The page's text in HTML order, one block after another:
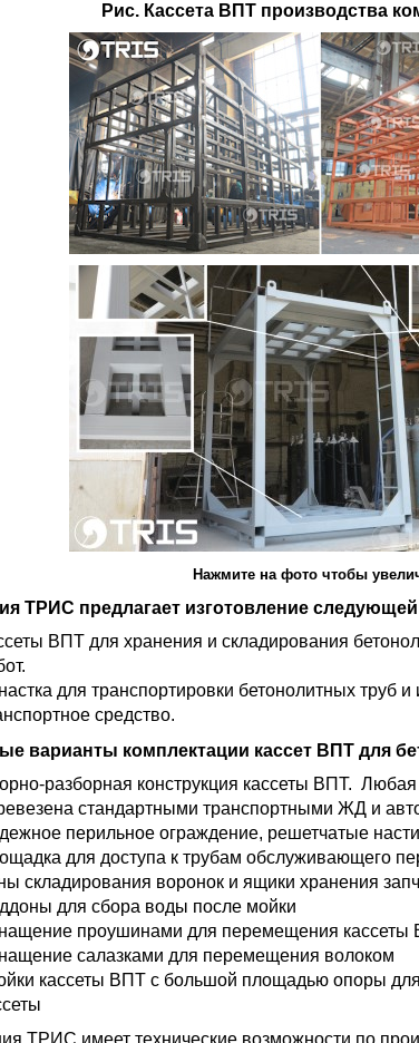
Рис. Кассета ВПТ производства
Нажмите на фото чтобы
ТРИС предлагает изготовление
ВПТ для хранения и складирования
для транспортировки бетонолитных труб
средство.
варианты комплектации кассет ВПТ для
разборная конструкция кассеты ВПТ.
стандартными транспортными ЖД и
перильное ограждение, решетчатые
для доступа к трубам обслуживающего
складирования воронок и ящики хранения
для сбора воды после мойки
проушинами для перемещения кассеты
салазками для перемещения волоком
кассеты ВПТ с большой площадью опоры
ТРИС имеет технические возможности по